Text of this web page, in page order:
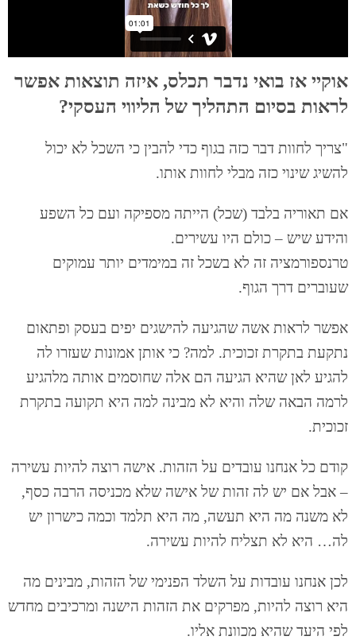
אוקיי אז בואי נדבר תכלס, איזה תוצאות אפשר
לראות בסיום התהליך של הליווי העסקי?
"צריך לחוות דבר כזה בגוף כדי להבין כי השכל לא יכול
להשיג שינוי כזה מבלי לחוות אותו.
אם תאוריה בלבד (שכל) הייתה מספיקה ועם כל השפע
והידע שיש – כולם היו עשירים.
טרנספורמציה זה לא בשכל זה במימדים יותר עמוקים
שעוברים דרך הגוף.
אפשר לראות אשה שהגיעה להישגים יפים בעסק ופתאום
נתקעת בתקרת זכוכית. למה? כי אותן אמונות שעזרו לה
להגיע לאן שהיא הגיעה הם אלה שחוסמים אותה מלהגיע
לרמה הבאה שלה והיא לא מבינה למה היא תקועה בתקרת
זכוכית.
קודם כל אנחנו עובדים על הזהות. אישה רוצה להיות עשירה
– אבל אם יש לה זהות של אישה שלא מכניסה הרבה כסף,
לא משנה מה היא תעשה, מה היא תלמד וכמה כישרון יש
לה… היא לא תצליח להיות עשירה.
לכן אנחנו עובדות על השלד הפנימי של הזהות, מבינים מה
היא רוצה להיות, מפרקים את הזהות הישנה ומרכיבים מחדש
לפי היעד שהיא מכוונת אליו.